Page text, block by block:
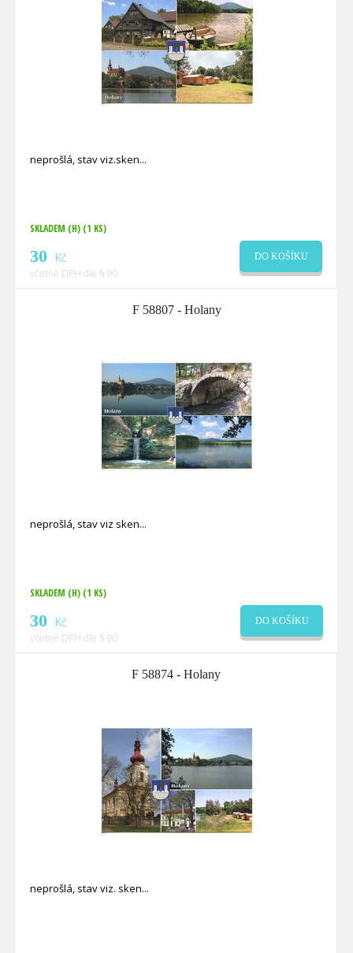
neprošlá, stav viz.sken
SKLADEM (H) (1 KS)
30 Kč
včetně DPH dle § 90
DO KOŠÍKU
F 58807 - Holany
neprošlá, stav viz sken
SKLADEM (H) (1 KS)
30 Kč
včetně DPH dle § 90
DO KOŠÍKU
F 58874 - Holany
neprošlá, stav viz. sken